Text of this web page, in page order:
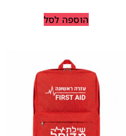
הוספה לסל